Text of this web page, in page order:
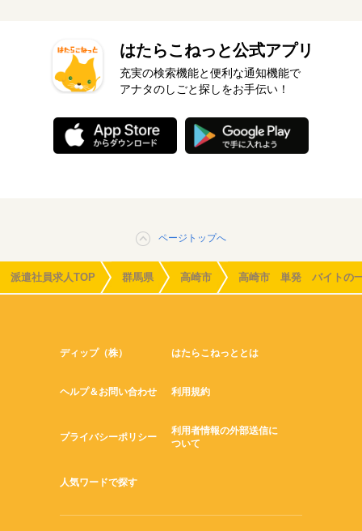
はたらこねっと公式アプリ
充実の検索機能と便利な通知機能で
アナタのしごと探しをお手伝い！
ページトップへ
派遣社員求人TOP 群馬県 高崎市 高崎市 単発 バイトの
ディップ（株） はたらこねっととは
ヘルプ＆お問い合わせ 利用規約
プライバシーポリシー
利用者情報の外部送信に
ついて
人気ワードで探す